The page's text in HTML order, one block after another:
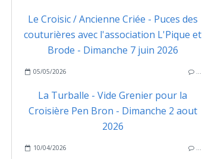
Le Croisic / Ancienne Criée - Puces des
couturières avec l'association L'Pique et
Brode - Dimanche 7 juin 2026
05/05/2026 …
La Turballe - Vide Grenier pour la
Croisière Pen Bron - Dimanche 2 aout
2026
10/04/2026 …